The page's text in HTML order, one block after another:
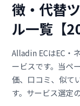
徴・代替
ル一覧【
Alladin ECはEC・
ービスです。当ペ
価、口コミ、似て
す。サービス選定